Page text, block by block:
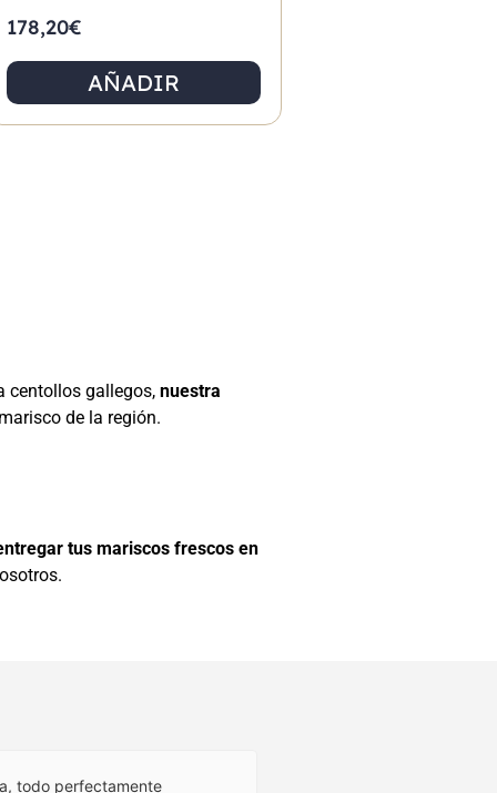
178,20€
AÑADIR
centollos gallegos, nuestra
de la región.
tus mariscos frescos en
todo perfectamente